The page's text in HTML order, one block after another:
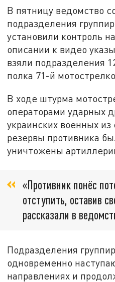
В пятницу ведомство
подразделения
установили контроль
описании к видео
взяли подразделения
полка 71-й
В ходе штурма
операторами ударных
украинских военных
резервы противника
уничтожены
«Противник понёс
отступить, оставив
рассказали в
Подразделения
одновременно
направлениях и